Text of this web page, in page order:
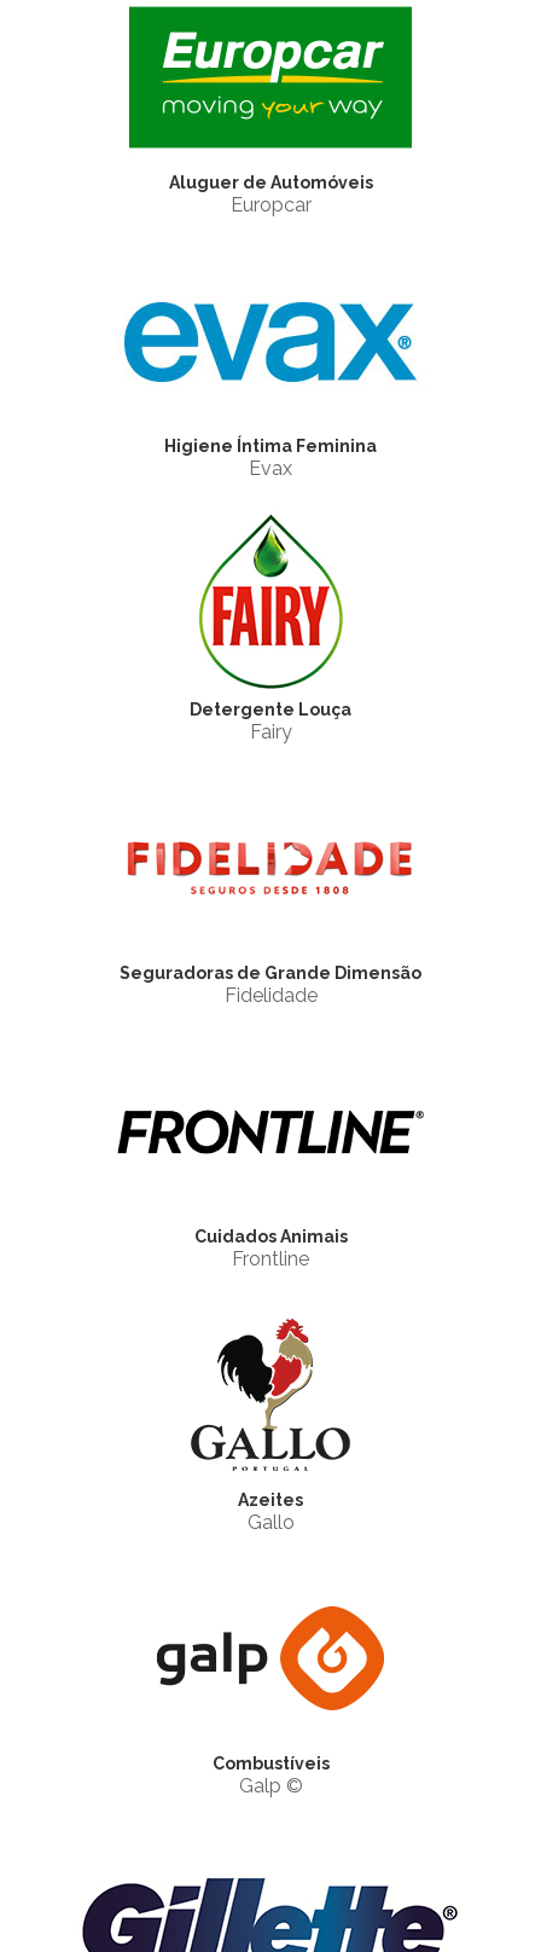
Aluguer de Automóveis
Europcar
Higiene Íntima Feminina
Evax
Detergente Louça
Fairy
Seguradoras de Grande Dimensão
Fidelidade
Cuidados Animais
Frontline
Azeites
Gallo
Combustíveis
Galp ©